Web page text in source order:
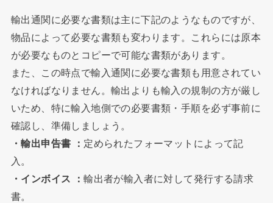
輸出通関に必要な書類は主に下記のようなものですが、
物品によって必要な書類も変わります。これらには原本
が必要なものとコピーで可能な書類があります。
また、この時点で輸入通関に必要な書類も用意されてい
なければなりません。輸出よりも輸入の規制の方が厳し
いため、特に輸入地側での必要書類・手順を必ず事前に
確認し、準備しましょう。
・輸出申告書 ： 定められたフォーマットによって記
入。
・インボイス ：輸出者が輸入者に対して発行する請求
書。